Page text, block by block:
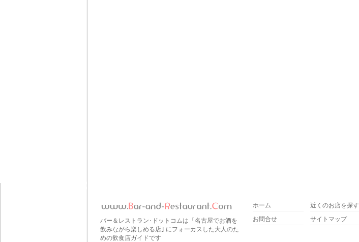
バー＆レストラン･ドットコムは「名古屋でお酒を
飲みながら楽しめる店｣ にフォーカスした大人のた
めの飲食店ガイドです
ホーム 近くのお店を探す
お問合せ
サイトマップ